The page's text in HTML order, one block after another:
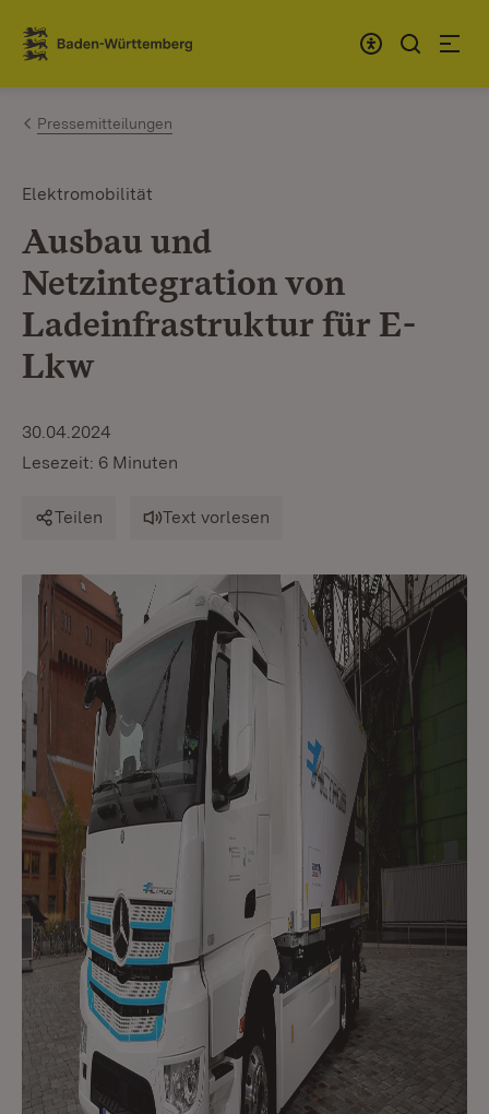
Zum Inhalt springen
Link zur Startseite
Pressemitteilungen
Elektromobilität
Ausbau und
Netzintegration von
Ladeinfrastruktur für E-
Lkw
30.04.2024
Lesezeit: 6 Minuten
Teilen Text vorlesen